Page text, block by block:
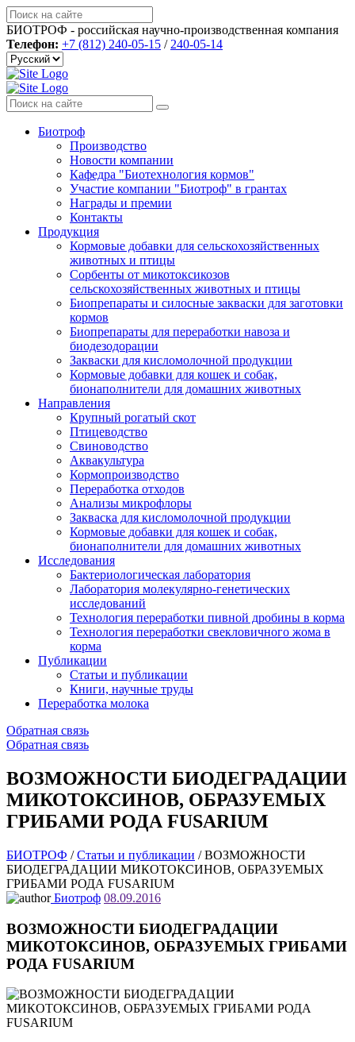
БИОТРОФ - российская научно-производственная компания
Телефон: +7 (812) 240-05-15 / 240-05-14
Биотроф
Производство
Новости компании
Кафедра "Биотехнология кормов"
Участие компании "Биотроф" в грантах
Награды и премии
Контакты
Продукция
Кормовые добавки для сельскохозяйственных
животных и птицы
Сорбенты от микотоксикозов
сельскохозяйственных животных и птицы
Биопрепараты и силосные закваски для заготовки
кормов
Биопрепараты для переработки навоза и
биодезодорации
Закваски для кисломолочной продукции
Кормовые добавки для кошек и собак,
бионаполнители для домашних животных
Направления
Крупный рогатый скот
Птицеводство
Свиноводство
Аквакультура
Кормопроизводство
Переработка отходов
Анализы микрофлоры
Закваска для кисломолочной продукции
Кормовые добавки для кошек и собак,
бионаполнители для домашних животных
Исследования
Бактериологическая лаборатория
Лаборатория молекулярно-генетических
исследований
Технология переработки пивной дробины в корма
Технология переработки свекловичного жома в
корма
Публикации
Статьи и публикации
Книги, научные труды
Переработка молока
Обратная связь
Обратная связь
ВОЗМОЖНОСТИ БИОДЕГРАДАЦИИ
МИКОТОКСИНОВ, ОБРАЗУЕМЫХ
ГРИБАМИ РОДА FUSARIUM
БИОТРОФ /Статьи и публикации /ВОЗМОЖНОСТИ
БИОДЕГРАДАЦИИ МИКОТОКСИНОВ, ОБРАЗУЕМЫХ
ГРИБАМИ РОДА FUSARIUM
Биотроф 08.09.2016
ВОЗМОЖНОСТИ БИОДЕГРАДАЦИИ
МИКОТОКСИНОВ, ОБРАЗУЕМЫХ ГРИБАМИ
РОДА FUSARIUM